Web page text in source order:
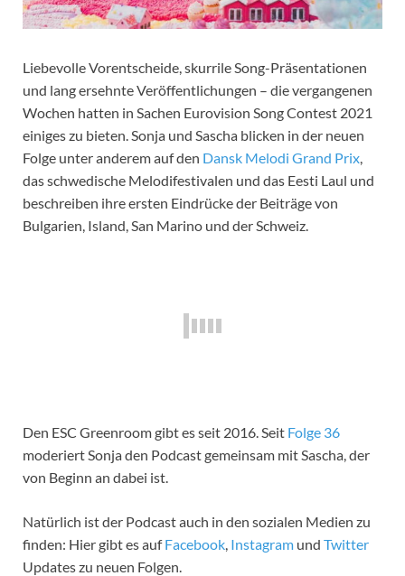
Liebevolle Vorentscheide, skurrile Song-Präsentationen
und lang ersehnte Veröffentlichungen – die vergangenen
Wochen hatten in Sachen Eurovision Song Contest 2021
einiges zu bieten. Sonja und Sascha blicken in der neuen
Folge unter anderem auf den Dansk Melodi Grand Prix
das schwedische Melodifestivalen und das Eesti Laul und
beschreiben ihre ersten Eindrücke der Beiträge von
Bulgarien, Island, San Marino und der Schweiz.
Den ESC Greenroom gibt es seit 2016. Seit Folge 36
moderiert Sonja den Podcast gemeinsam mit Sascha, der
von Beginn an dabei ist.
Natürlich ist der Podcast auch in den sozialen Medien zu
finden: Hier gibt es aufFacebook Instagram und Twitter
Updates zu neuen Folgen.